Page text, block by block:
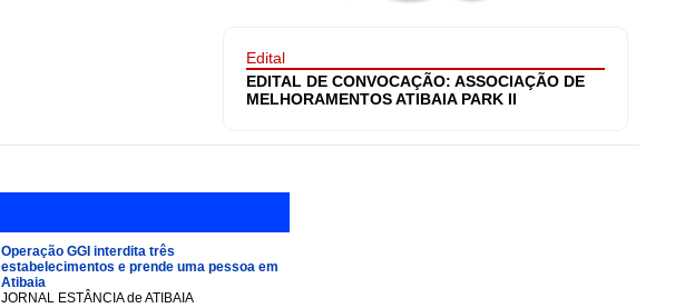
Edital
EDITAL DE CONVOCAÇÃO: ASSOCIAÇÃO DE
MELHORAMENTOS ATIBAIA PARK II
Operação GGI interdita três
estabelecimentos e prende uma pessoa em
Atibaia
JORNAL ESTÂNCIA de ATIBAIA